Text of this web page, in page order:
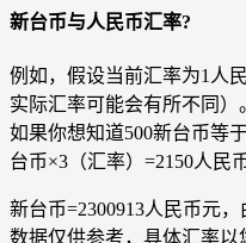
新台币与人民币汇率?
例如，假设当前汇率为1人
实际汇率可能会有所不同）
如果你想知道500新台币等
台币×3（汇率）=2150人民币
新台币=2300913人民币元
数据仅供参考，具体汇率以